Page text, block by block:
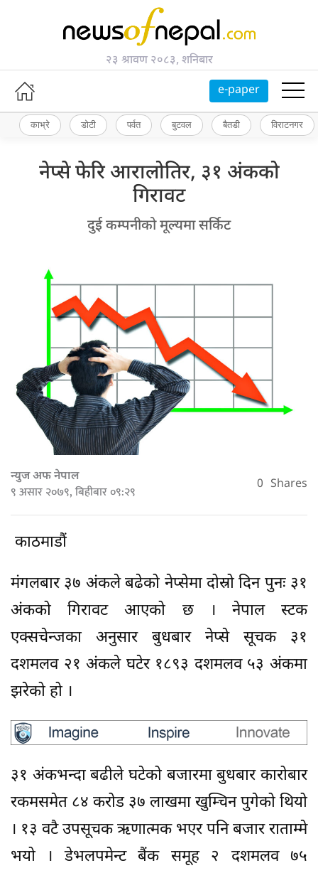
२३ श्रावण २०८३, शनिबार
e-paper
काभ्रे डोटी पर्वत बुटवल बैतडी विराटनगर
नेप्से फेरि आरालोतिर, ३१ अंकको
गिरावट
दुई कम्पनीको मूल्यमा सर्किट
न्युज अफ नेपाल
९ असार २०७९, बिहीबार ०९:२९ 0 Shares
काठमाडौं
मंगलबार ३७ अंकले बढेको नेप्सेमा दोस्रो दिन पुनः ३१
अंकको गिरावट आएको छ । नेपाल स्टक
एक्सचेन्जका अनुसार बुधबार नेप्से सूचक ३१
दशमलव २१ अंकले घटेर १८९३ दशमलव ५३ अंकमा
झरेको हो ।
३१ अंकभन्दा बढीले घटेको बजारमा बुधबार कारोबार
रकमसमेत ८४ करोड ३७ लाखमा खुम्चिन पुगेको थियो
। १३ वटै उपसूचक ऋणात्मक भएर पनि बजार राताम्मे
भयो । डेभलपमेन्ट बैंक समूह २ दशमलव ७५